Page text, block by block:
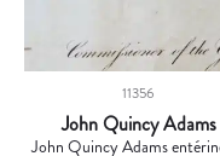
11356
John Quincy Adams
John Quincy Adams